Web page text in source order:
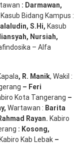
: Darmawan,
Kasub Bidang Kampus :
, S.Hi, Kasub
, Nursiah,
– Alfa
, R. Manik, Wakil :
– Feri
Kota Tangerang –
, Wartawan : Barita
Rayan. Kabiro
: Kosong,
Kabiro Kab Lebak –